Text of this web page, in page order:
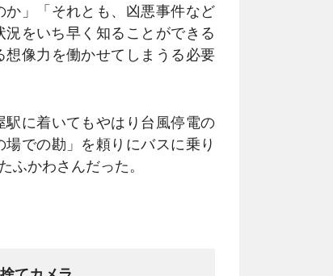
」「それとも、凶悪事件など
をいち早く知ることができる
像力を働かせてしまうる必要
に着いてもやはり台風停電の
での勘」を頼りにバスに乗り
ふかわさんだった。